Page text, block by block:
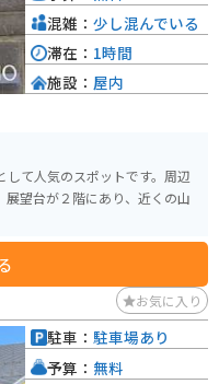
て人気のスポットです。周辺
望台が２階にあり、近くの山
混雑： 少し混んでいる
滞在： 1時間
施設： 屋内
お気に入り
駐車： 駐車場あり
予算： 無料